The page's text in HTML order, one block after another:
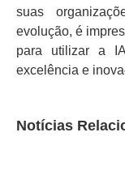
suas
evolução, é
para utilizar a
excelência e
Notícias